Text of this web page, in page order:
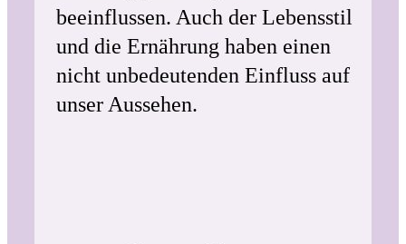
beeinflussen. Auch der Lebensstil
und die Ernährung haben einen
nicht unbedeutenden Einfluss auf
unser Aussehen.